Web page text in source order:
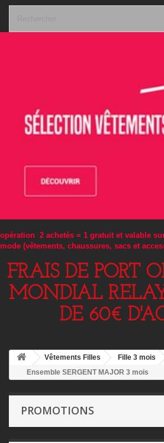
opération 2 achetés = 1 gratuit et valable
mode (vêtements, chaussures, sacs et
FRAIS DE PORT
MONDIAL
DE 60€
Vêtements Filles Fille 3 mois
Ensemble SERGENT MAJOR 3 mois
PROMOTIONS